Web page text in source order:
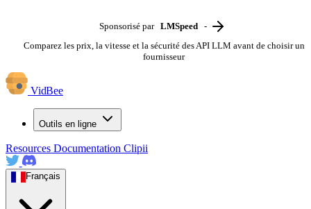
Sponsorisé par LMSpeed
-
Comparez les prix, la vitesse et la sécurité des API LLM avant de choisir un
fournisseur
VidBee
Outils en ligne
Resources Documentation Clipii
Français